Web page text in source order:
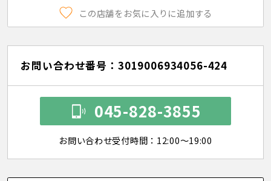
この店舗をお気に入りに追加する
お問い合わせ番号：3019006934056-424
045-828-3855
お問い合わせ受付時間：12:00～19:00